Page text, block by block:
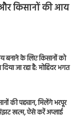
किसानों की आय
बनाने के लिए किसानों को
जा रहा है: मोहिंदर भगत
की पहचान, मिलेंगे भरपूर
झंझट खत्म, ऐसे करें अप्लाई